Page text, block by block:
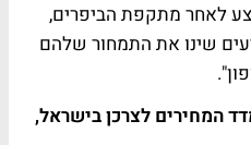
לאחר מתקפת הביפרים,
שינו את התמחור שלהם
המחירים לצרכן בישראל,